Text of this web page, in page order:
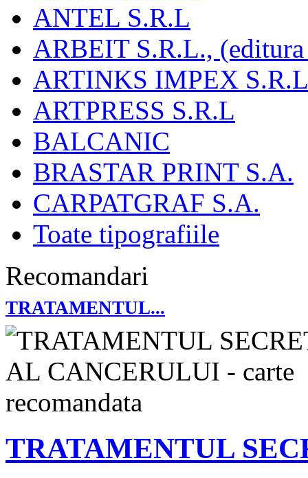
ANTEL S.R.L
ARBEIT S.R.L.,
ARTINKS IMPEX
ARTPRESS S.R.L
BALCANIC
BRASTAR PRINT S.A.
CARPATGRAF S.A.
Toate tipografiile
Recomandari
TRATAMENTUL...
TRATAMENTUL